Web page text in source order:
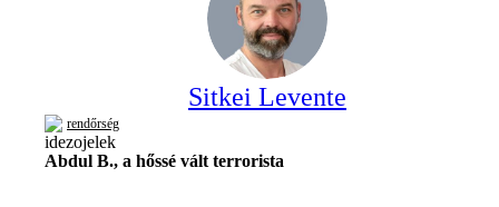
Sitkei Levente
rendőrség
Abdul B., a hőssé vált terrorista